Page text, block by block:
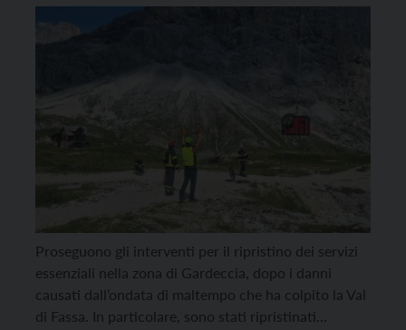
rifugi
Proseguono gli interventi per il ripristino dei servizi
essenziali nella zona di Gardeccia, dopo i danni
causati dall’ondata di maltempo che ha colpito la Val
di Fassa. In particolare, sono stati ripristinati